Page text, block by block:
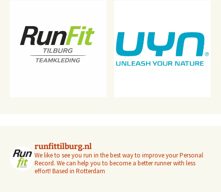
runfittilburg.nl
We like to see you run in the best way to improve your Personal
Record. We can help you to become a better runner with less
effort! Based in Rotterdam